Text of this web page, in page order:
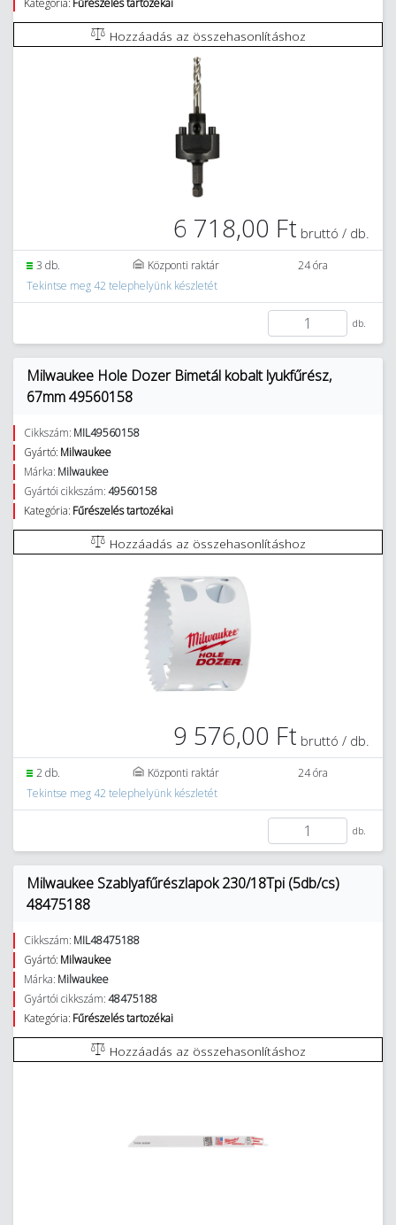
Kategória: Fűrészelés tartozékai
Hozzáadás az összehasonlításhoz
6 718,00 Ft bruttó / db.
3 db. Központi raktár
24 óra
Tekintse meg 42 telephelyünk készletét
db.
Milwaukee Hole Dozer Bimetál kobalt lyukfűrész,
67mm 49560158
Cikkszám: MIL49560158
Gyártó: Milwaukee
Márka: Milwaukee
Gyártói cikkszám:49560158
Kategória: Fűrészelés tartozékai
Hozzáadás az összehasonlításhoz
9 576,00 Ft bruttó / db.
2 db. Központi raktár
24 óra
Tekintse meg 42 telephelyünk készletét
db.
Milwaukee Szablyafűrészlapok 230/18Tpi (5db/cs)
48475188
Cikkszám: MIL48475188
Gyártó: Milwaukee
Márka: Milwaukee
Gyártói cikkszám:48475188
Kategória: Fűrészelés tartozékai
Hozzáadás az összehasonlításhoz